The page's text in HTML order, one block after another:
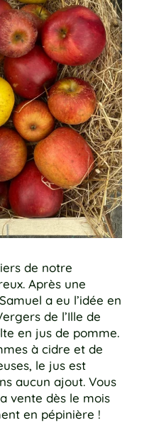
de notre
Après une
a eu l’idée en
de l’Ille de
en jus de pomme.
à cidre et de
le jus est
aucun ajout. Vous
vente dès le mois
en pépinière !